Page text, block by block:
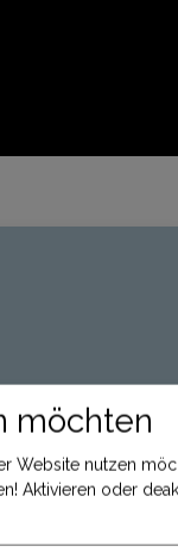
möchten
Website nutzen
Aktivieren oder